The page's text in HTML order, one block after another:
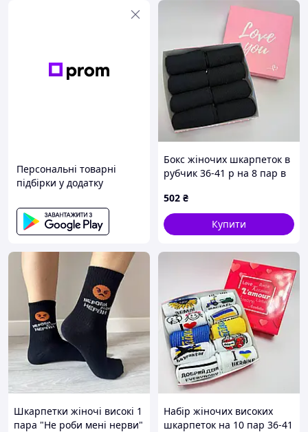
Персональні товарні
підбірки у додатку
Бокс жіночих шкарпеток в
рубчик 36-41 р на 8 пар в
502 ₴
Купити
Шкарпетки жіночі високі 1
пара "Не роби мені нерви"
Набір жіночих високих
шкарпеток на 10 пар 36-41